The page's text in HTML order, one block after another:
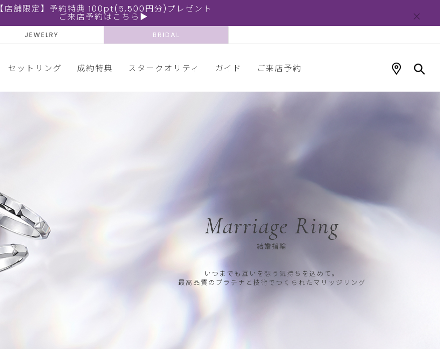
【店舗限定】予約特典 100pt(5,500円分)プレゼント
ご来店予約はこちら▶
JEWELRY BRIDAL
セットリング 成約特典 スタークオリティ ガイド ご来店予約
Marriage Ring
結婚指輪
いつまでも互いを想う気持ちを込めて。
最高品質のプラチナと技術でつくられたマリッジリング